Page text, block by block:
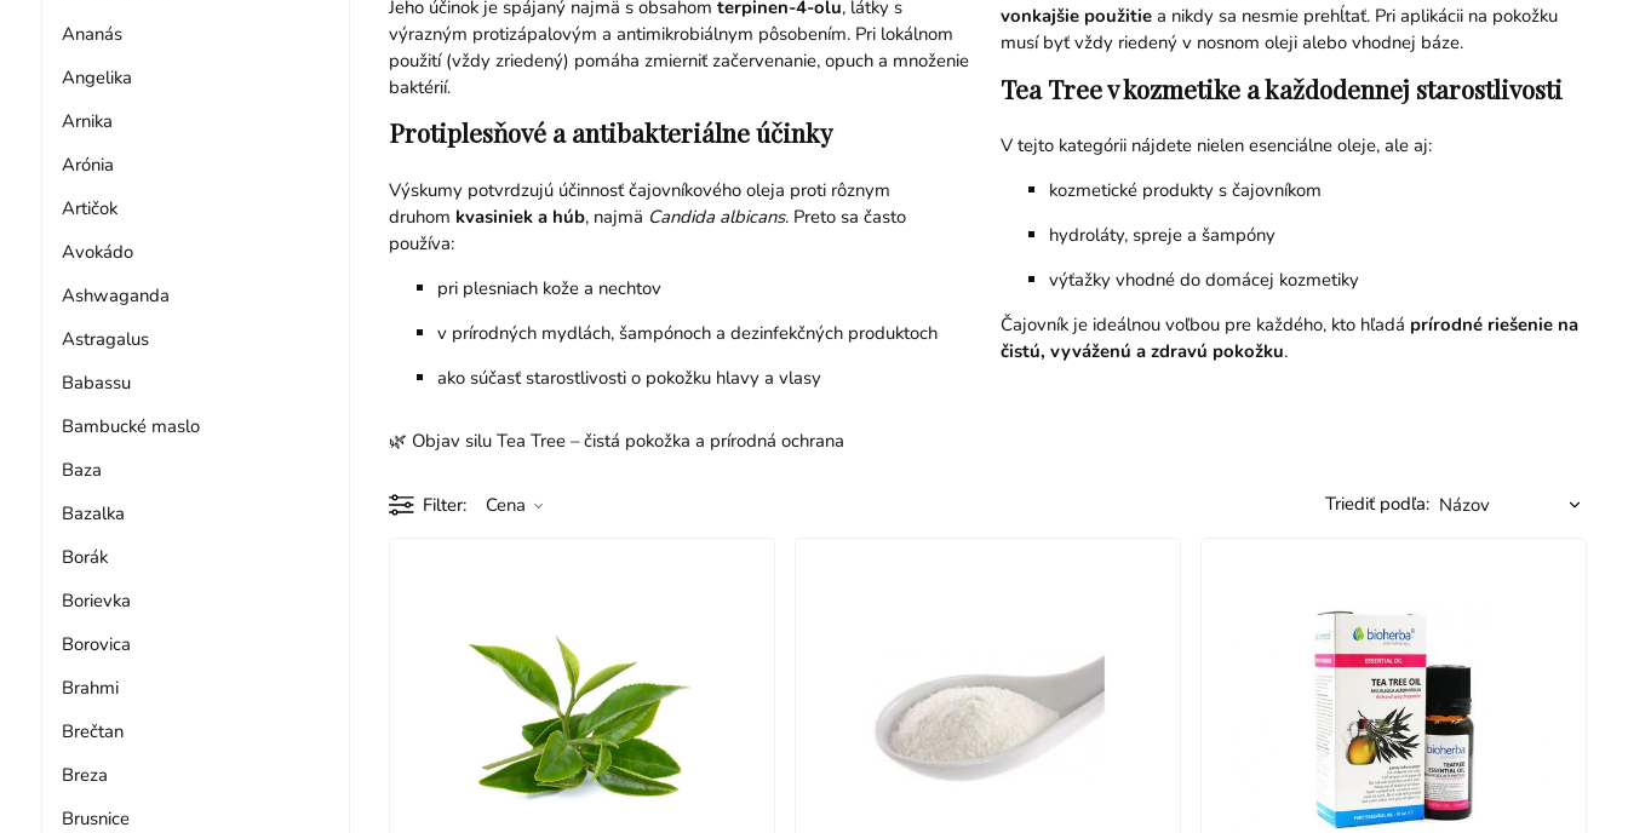
Ananás
Angelika
Arnika
Arónia
Artičok
Avokádo
Ashwaganda
Astragalus
Babassu
Bambucké maslo
Baza
Bazalka
Borák
Borievka
Borovica
Brahmi
Brečtan
Breza
Brusnice
Jeho účinok je spájaný najmä s obsahom terpinen-4-olu, látky s
výrazným protizápalovým a antimikrobiálnym pôsobením. Pri lokálnom
použití (vždy zriedený) pomáha zmierniť začervenanie, opuch a množenie
baktérií.
Protiplesňové a antibakteriálne účinky
Výskumy potvrdzujú účinnosť čajovníkového oleja proti rôznym
druhom kvasiniek a húb, najmä Candida albicans. Preto sa často
používa:
pri plesniach kože a nechtov
v prírodných mydlách, šampónoch a dezinfekčných produktoch
ako súčasť starostlivosti o pokožku hlavy a vlasy
vonkajšie použitiea nikdy sa nesmie prehĺtať. Pri aplikácii na pokožku
musí byť vždy riedený v nosnom oleji alebo vhodnej báze.
Tea Tree v kozmetike a každodennej starostlivosti
V tejto kategórii nájdete nielen esenciálne oleje, ale aj:
kozmetické produkty s čajovníkom
hydroláty, spreje a šampóny
výťažky vhodné do domácej kozmetiky
Čajovník je ideálnou voľbou pre každého, kto hľadá prírodné riešenie na
čistú, vyváženú a zdravú pokožku.
🌿 Objav silu Tea Tree – čistá pokožka a prírodná ochrana
Filter Cena Triediť podľa: